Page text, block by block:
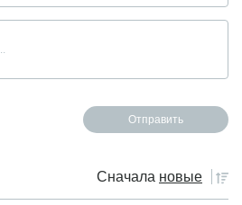
Сначала новые